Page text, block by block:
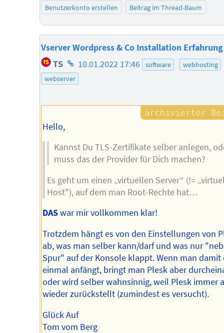
Benutzerkonto erstellen Beitrag im Thread-Baum
Vserver Wordpress & Co Installation
TS Homepage
des
10.01.2022 17:46 software
webhosting
webserver
Hello,
Kannst Du TLS-Zertifikate selber anlegen,
muss das der Provider für Dich machen?
Es geht um einen „virtuellen Server“ (!=
Host"), auf dem man Root-Rechte hat…
DASwar mir vollkommen klar!
Trotzdem hängt es von den Einstellungen von
ab, was man selber kann/darf und was nur
Spur" auf der Konsole klappt. Wenn man damit
einmal anfängt, bringt man Plesk aber
oder wird selber wahnsinnig, weil Plesk immer
wieder zurückstellt (zumindest es versucht).
Glück Auf
Tom vom Berg